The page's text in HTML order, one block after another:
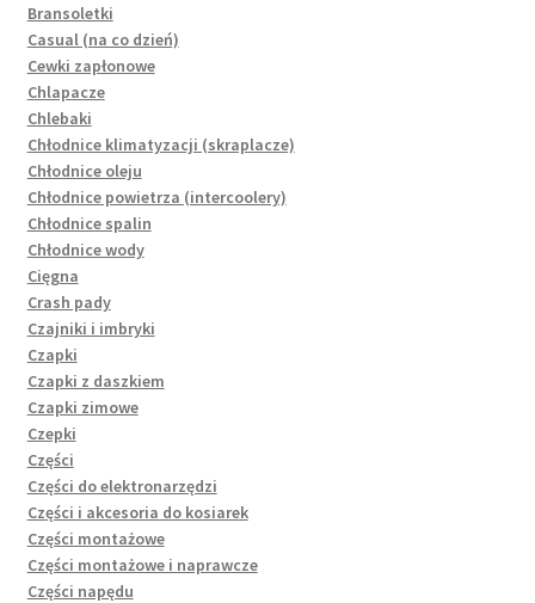
Bransoletki
Casual (na co dzień)
Cewki zapłonowe
Chlapacze
Chlebaki
Chłodnice klimatyzacji (skraplacze)
Chłodnice oleju
Chłodnice powietrza (intercoolery)
Chłodnice spalin
Chłodnice wody
Cięgna
Crash pady
Czajniki i imbryki
Czapki
Czapki z daszkiem
Czapki zimowe
Czepki
Części
Części do elektronarzędzi
Części i akcesoria do kosiarek
Części montażowe
Części montażowe i naprawcze
Części napędu